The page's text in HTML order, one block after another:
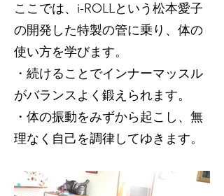
ここでは、i-ROLLという松本愛子
の開発した特製の管に乗り、体の
使い方を学びます。
・続けることでインナーマッスル
がバランスよく鍛えられます。
・体の振動をみずから起こし、無
理なく自己を調律してゆきます。